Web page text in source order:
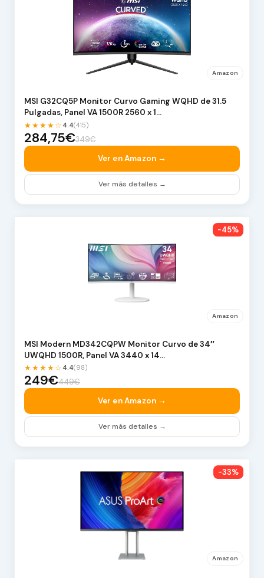
Amazon
MSI G32CQ5P Monitor Curvo Gaming WQHD de 31.5
Pulgadas, Panel VA 1500R 2560 x 1…
★★★★☆ 4.4(415)
284,75€349€
Ver en Amazon →
Ver más detalles →
-45%
Amazon
MSI Modern MD342CQPW Monitor Curvo de 34″
UWQHD 1500R, Panel VA 3440 x 14…
★★★★☆ 4.4(98)
249€449€
Ver en Amazon →
Ver más detalles →
-33%
Amazon